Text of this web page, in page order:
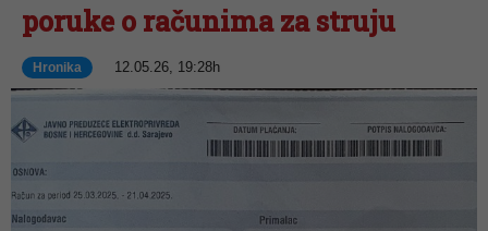
poruke o računima za struju
Hronika 12.05.26, 19:28h